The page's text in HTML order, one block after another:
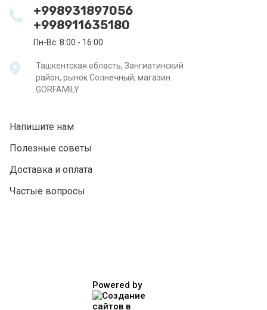
+998931897056
+998911635180
Пн-Вс: 8:00 - 16:00
Ташкентская область, Зангиатинский
район, рынок Солнечный, магазин
GORFAMILY
Напишите нам
Полезные советы
Доставка и оплата
Частые вопросы
Powered by